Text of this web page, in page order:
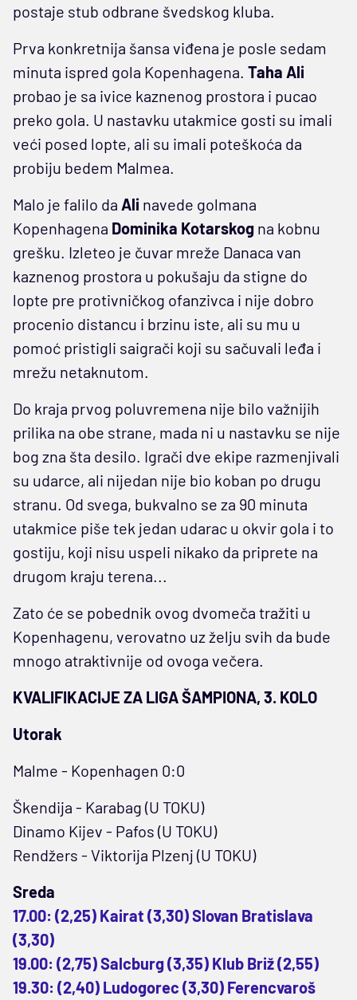
postaje stub odbrane švedskog kluba.
Prva konkretnija šansa viđena je posle sedam
minuta ispred gola Kopenhagena. Taha Ali
probao je sa ivice kaznenog prostora i pucao
preko gola. U nastavku utakmice gosti su imali
veći posed lopte, ali su imali poteškoća da
probiju bedem Malmea.
Malo je falilo da Ali navede golmana
Kopenhagena Dominika Kotarskog na kobnu
grešku. Izleteo je čuvar mreže Danaca van
kaznenog prostora u pokušaju da stigne do
lopte pre protivničkog ofanzivca i nije dobro
procenio distancu i brzinu iste, ali su mu u
pomoć pristigli saigrači koji su sačuvali leđa i
mrežu netaknutom.
Do kraja prvog poluvremena nije bilo važnijih
prilika na obe strane, mada ni u nastavku se nije
bog zna šta desilo. Igrači dve ekipe razmenjivali
su udarce, ali nijedan nije bio koban po drugu
stranu. Od svega, bukvalno se za 90 minuta
utakmice piše tek jedan udarac u okvir gola i to
gostiju, koji nisu uspeli nikako da priprete na
drugom kraju terena...
Zato će se pobednik ovog dvomeča tražiti u
Kopenhagenu, verovatno uz želju svih da bude
mnogo atraktivnije od ovoga večera.
KVALIFIKACIJE ZA LIGA ŠAMPIONA, 3. KOLO
Utorak
Malme - Kopenhagen 0:0
Škendija - Karabag (U TOKU)
Dinamo Kijev - Pafos (U TOKU)
Rendžers - Viktorija Plzenj (U TOKU)
Sreda
17.00: (2,25) Kairat (3,30) Slovan Bratislava
(3,30)
19.00: (2,75) Salcburg (3,35) Klub Briž (2,55)
19.30: (2,40) Ludogorec (3,30) Ferencvaroš